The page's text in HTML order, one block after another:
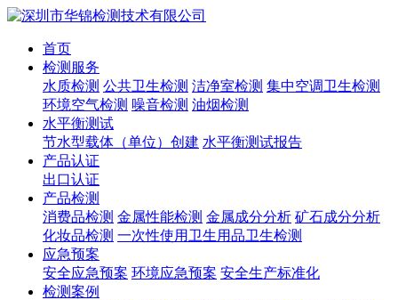
首页
检测服务
水质检测 公共卫生检测 洁净室检测 集中空调卫生检测
环境空气检测 噪音检测 油烟检测
水平衡测试
节水型载体（单位）创建 水平衡测试报告
产品认证
出口认证
产品检测
消费品检测 金属性能检测 金属成分分析 矿石成分分析
化妆品检测 一次性使用卫生用品卫生检测
应急预案
安全应急预案 环境应急预案 安全生产标准化
检测案例